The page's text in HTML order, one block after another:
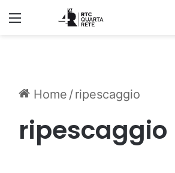
Home /ripescaggio
ripescaggio